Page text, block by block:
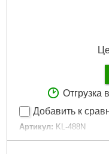
Отгрузка
Добавить к
Артикул: KL-488N
Код товара: 15.79.42